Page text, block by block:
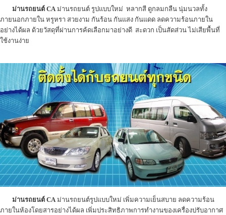
ม่านรถยนต์ CA ม่านรถยนต์ รูปแบบใหม่ หลากสี ดูกลมกลืน นุ่มนวลทั้ง
ภายนอกภายใน หรูหรา สวยงาม กันร้อน กันแสง กันแดด ลดความร้อนภายใน
อย่างได้ผล ด้วยวัสดุที่ผ่านการค้ดเลือกมาอย่างดี สะดวก เป็นสัดส่วน ไม่เสียพื้นที่
ใช้งานง่าย
ม่านรถยนต์ CAม่านรถยนต์รูปแบบใหม่ เพิ่มความเย็นสบาย ลดความร้อน
ภายในห้องโดยสารอย่างได้ผล เพิ่มประสิทธิภาพการทำงานของเครื่องปรับอากาศ